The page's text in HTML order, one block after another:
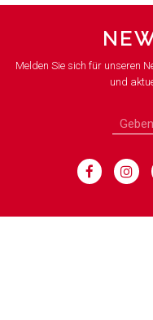
Melden Sie sich für unseren
und